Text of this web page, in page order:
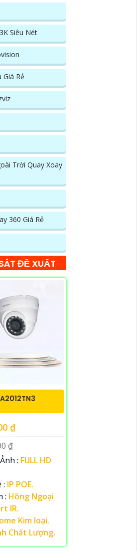
Siêu Nét
Giá Rẻ
Trời Quay Xoay
360 Giá Rẻ
ĐỀ XUẤT
₫
₫
: FULL HD
: IP POE.
: Hồng Ngoại
IR.
Kim loại.
Chất Lượng.